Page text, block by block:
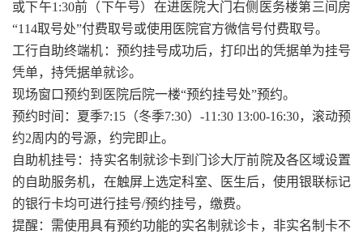
或下午1:30前（下午号）在进医院大门右侧医务楼第三间房
“114取号处”付费取号或使用医院官方微信号付费取号。
工行自助终端机：预约挂号成功后，打印出的凭据单为挂号
凭单，持凭据单就诊。
现场窗口预约到医院后院一楼“预约挂号处”预约。
预约时间：夏季7:15（冬季7:30）-11:30 13:00-16:30，滚动预
约2周内的号源，约完即止。
自助机挂号：持实名制就诊卡到门诊大厅前院及各区域设置
的自助服务机，在触屏上选定科室、医生后，使用银联标记
的银行卡均可进行挂号/预约挂号，缴费。
提醒：需使用具有预约功能的实名制就诊卡，非实名制卡不